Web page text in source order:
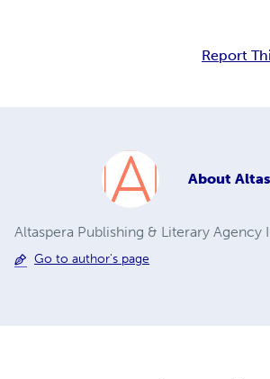
Report
About
Altaspera Publishing & Literary Agency
Go to author's page